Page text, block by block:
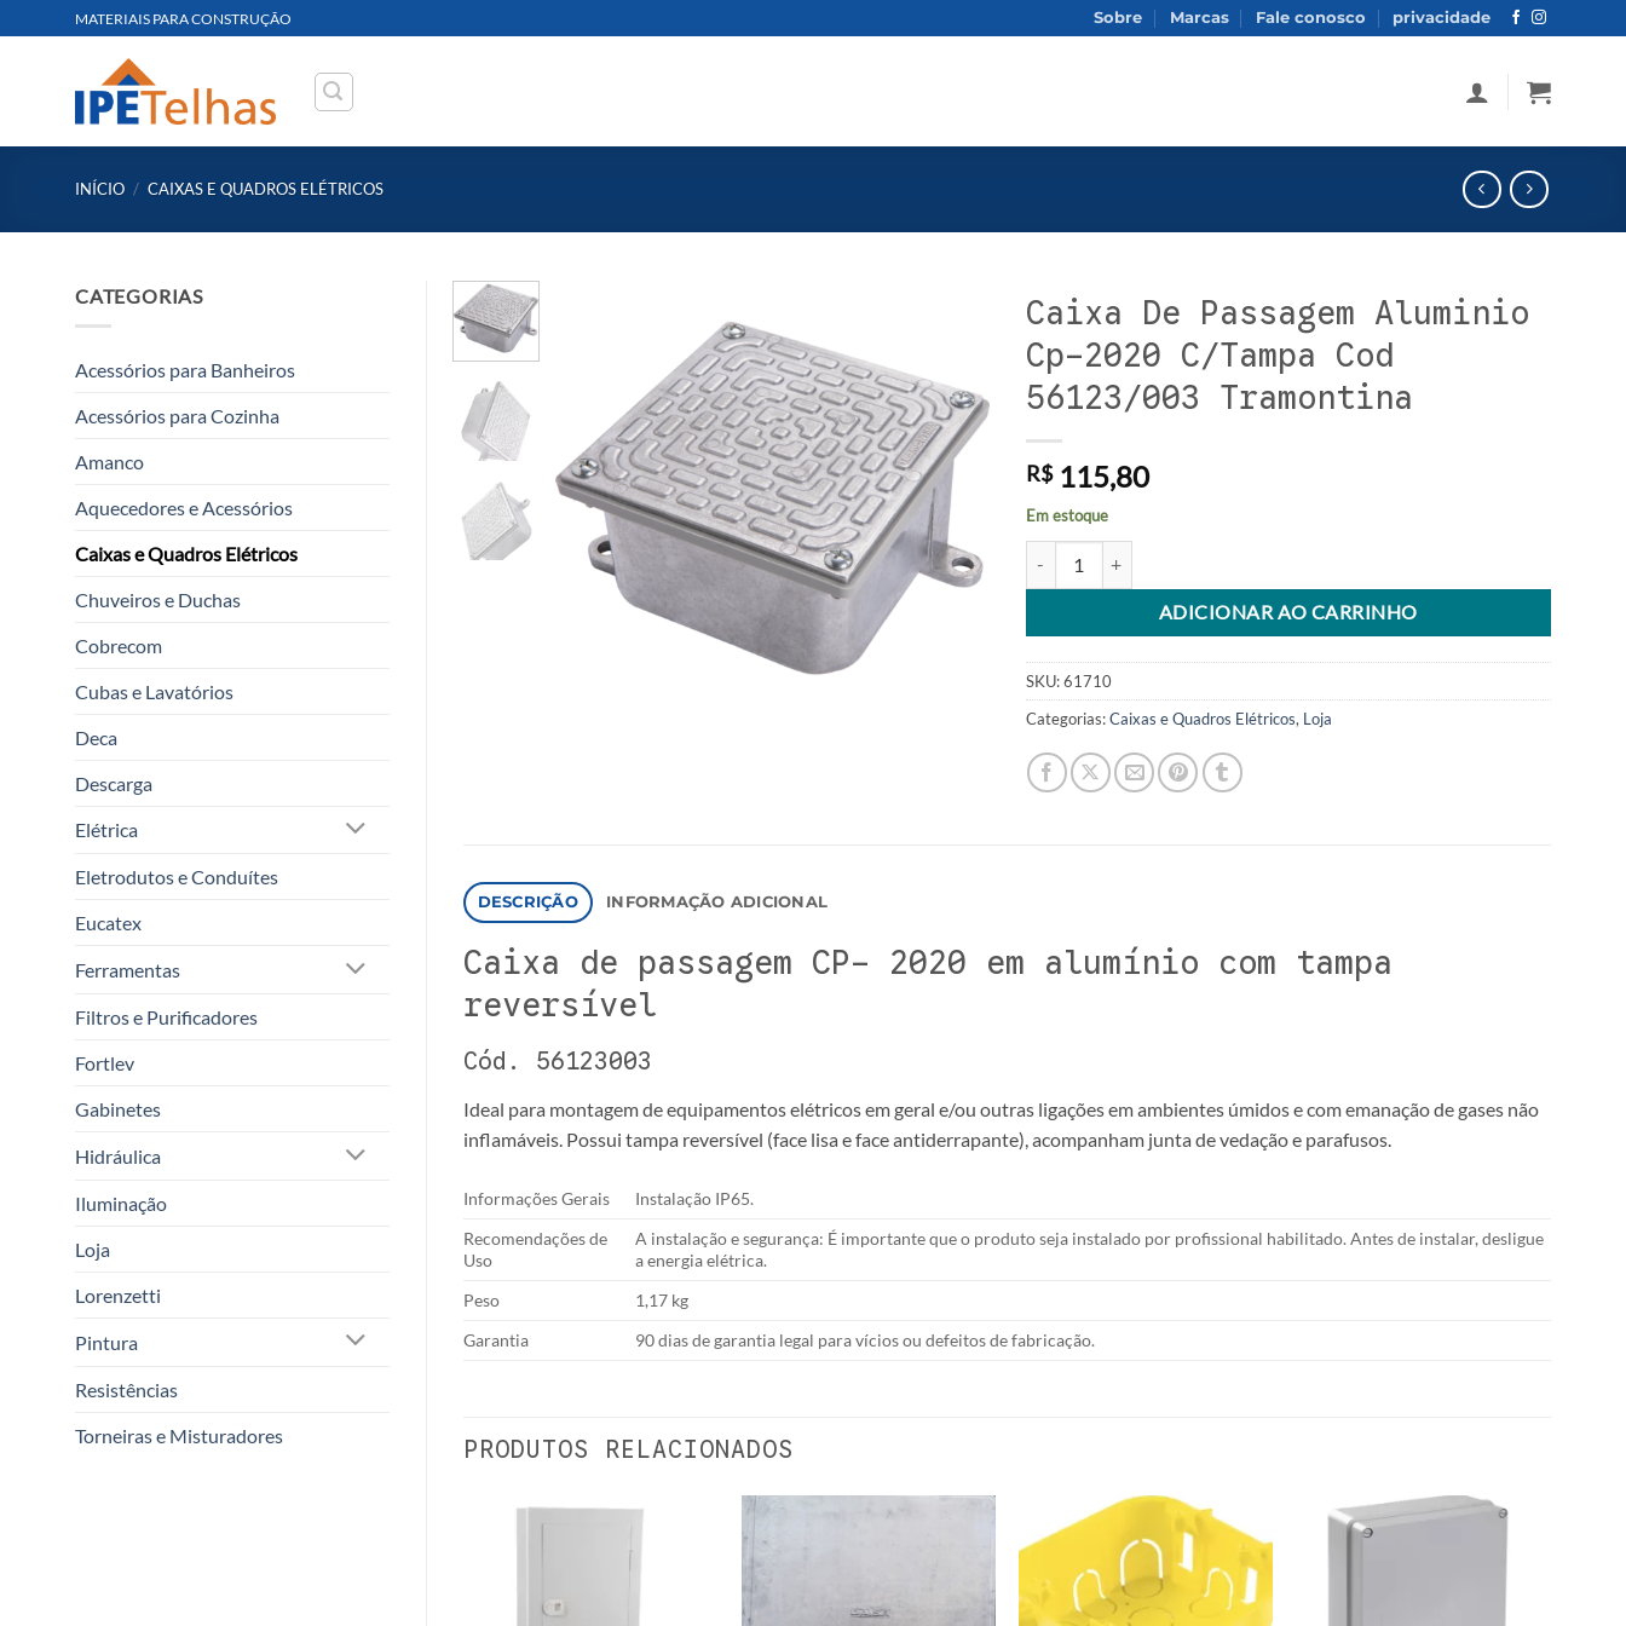
to
MATERIAIS PARA CONSTRUÇÃO Sobre Marcas Fale conosco privacidade
INÍCIO / CAIXAS E QUADROS ELÉTRICOS
CATEGORIAS
Acessórios para Banheiros
Acessórios para Cozinha
Amanco
Aquecedores e Acessórios
Caixas e Quadros Elétricos
Chuveiros e Duchas
Cobrecom
Cubas e Lavatórios
Deca
Descarga
Elétrica
Eletrodutos e Conduítes
Eucatex
Ferramentas
Filtros e Purificadores
Fortlev
Gabinetes
Hidráulica
Iluminação
Loja
Lorenzetti
Pintura
Resistências
Torneiras e Misturadores
Caixa De Passagem Aluminio
Cp-2020 C/Tampa Cod
56123/003 Tramontina
R$115,80
Em estoque
ADICIONAR AO CARRINHO
Alternative:
SKU:61710
Categorias:Caixas e Quadros Elétricos, Loja
DESCRIÇÃO INFORMAÇÃO ADICIONAL
Caixa de passagem CP- 2020 em alumínio com tampa
reversível
Cód. 56123003
Ideal para montagem de equipamentos elétricos em geral e/ou outras ligações em ambientes úmidos e com emanação de gases não
inflamáveis. Possui tampa reversível (face lisa e face antiderrapante), acompanham junta de vedação e parafusos.
Informações Gerais
Instalação IP65.
Recomendações de
Uso
A instalação e segurança: É importante que o produto seja instalado por profissional habilitado. Antes de instalar, desligue
a energia elétrica.
Peso
1,17 kg
Garantia
90 dias de garantia legal para vícios ou defeitos de fabricação.
PRODUTOS RELACIONADOS